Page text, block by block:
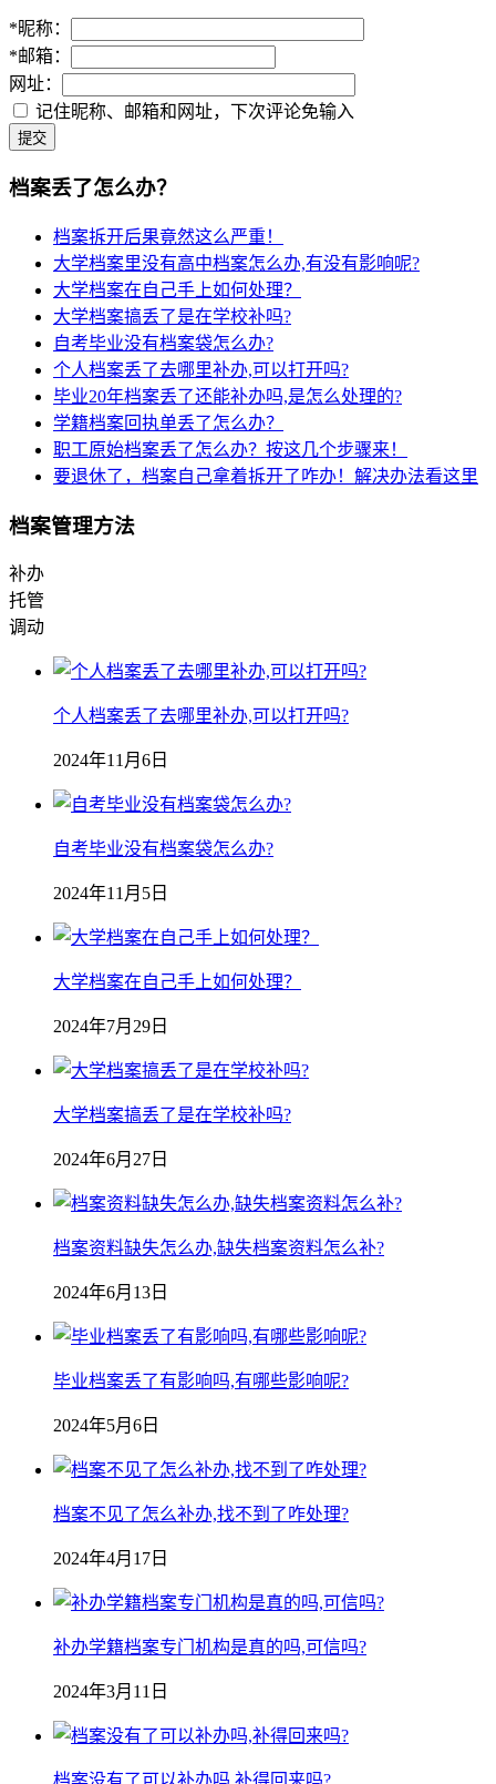
*昵称：
*邮箱：
网址：
记住昵称、邮箱和网址，下次评论免输入
提交
档案丢了怎么办？
档案拆开后果竟然这么严重！
大学档案里没有高中档案怎么办,有没有影响呢?
大学档案在自己手上如何处理？
大学档案搞丢了是在学校补吗?
自考毕业没有档案袋怎么办?
个人档案丢了去哪里补办,可以打开吗?
毕业20年档案丢了还能补办吗,是怎么处理的?
学籍档案回执单丢了怎么办？
职工原始档案丢了怎么办？按这几个步骤来！
要退休了，档案自己拿着拆开了咋办！解决办法看这里
档案管理方法
补办
托管
调动
个人档案丢了去哪里补办,可以打开吗?
2024年11月6日
自考毕业没有档案袋怎么办?
2024年11月5日
大学档案在自己手上如何处理？
2024年7月29日
大学档案搞丢了是在学校补吗?
2024年6月27日
档案资料缺失怎么办,缺失档案资料怎么补?
2024年6月13日
毕业档案丢了有影响吗,有哪些影响呢?
2024年5月6日
档案不见了怎么补办,找不到了咋处理?
2024年4月17日
补办学籍档案专门机构是真的吗,可信吗?
2024年3月11日